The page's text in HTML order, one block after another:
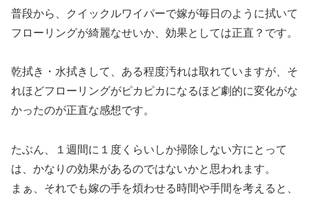
普段から、クイックルワイパーで嫁が毎日のように拭いて
フローリングが綺麗なせいか、効果としては正直？です。
乾拭き・水拭きして、ある程度汚れは取れていますが、そ
れほどフローリングがピカピカになるほど劇的に変化がな
かったのが正直な感想です。
たぶん、１週間に１度くらいしか掃除しない方にとって
は、かなりの効果があるのではないかと思われます。
まぁ、それでも嫁の手を煩わせる時間や手間を考えると、